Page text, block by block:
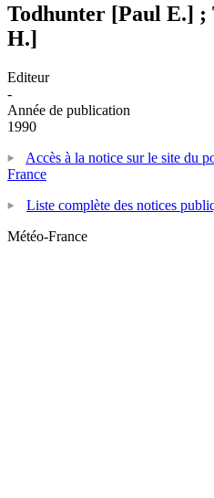
Todhunter [Paul E.]
H.]
Editeur
-
Année de publication
1990
Accès à la notice sur le site du
France
Liste complète des notices
Météo-France